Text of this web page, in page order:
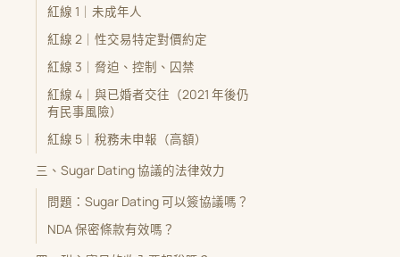
紅線 1｜未成年人
紅線 2｜性交易特定對價約定
紅線 3｜脅迫、控制、囚禁
紅線 4｜與已婚者交往（2021 年後仍
有民事風險）
紅線 5｜稅務未申報（高額）
三、Sugar Dating 協議的法律效力
問題：Sugar Dating 可以簽協議嗎？
NDA 保密條款有效嗎？